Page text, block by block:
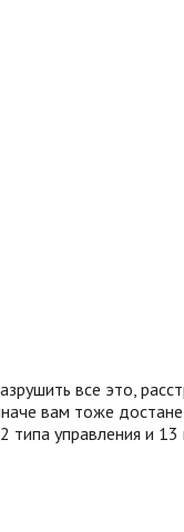
все это,
вам тоже
типа управления и